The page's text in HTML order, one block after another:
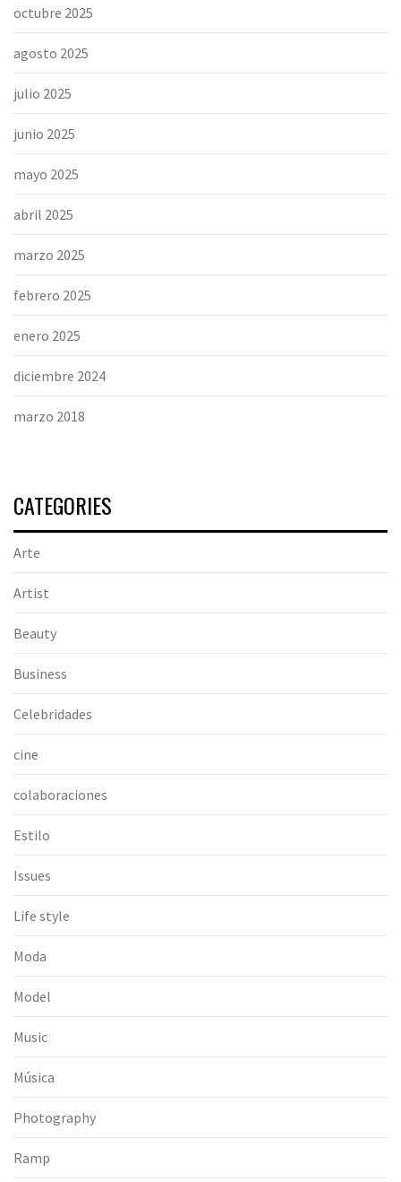
octubre 2025
agosto 2025
julio 2025
junio 2025
mayo 2025
abril 2025
marzo 2025
febrero 2025
enero 2025
diciembre 2024
marzo 2018
CATEGORIES
Arte
Artist
Beauty
Business
Celebridades
cine
colaboraciones
Estilo
Issues
Life style
Moda
Model
Music
Música
Photography
Ramp